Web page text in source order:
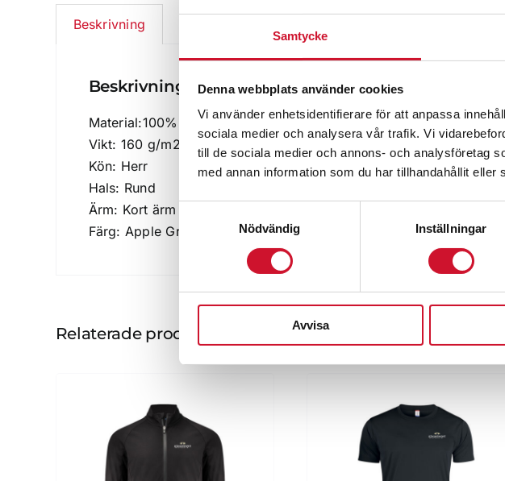
Samtycke
Denna webbplats använder cookies
Vi använder enhetsidentifierare för att anpassa
sociala medier och analysera vår trafik. Vi
till de sociala medier och annons- och analysföretag
med annan information som du har tillhandahållit
Nödvändig
Inställningar
Avvisa
Beskrivning
Beskrivning
Material:100% bomull
Vikt: 160 g/m2
Kön: Herr
Hals: Rund
Ärm: Kort ärm
Färg: Apple Green
Relaterade produkter